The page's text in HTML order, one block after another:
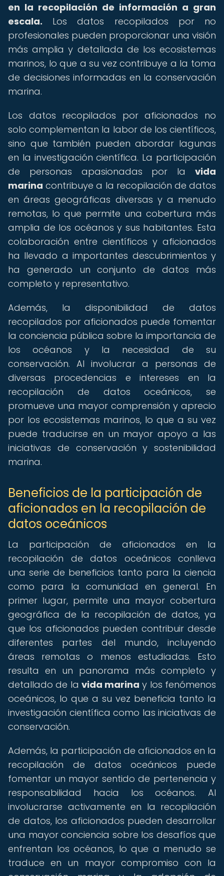
en la recopilación de información a gran
escala. Los datos recopilados por no
profesionales pueden proporcionar una visión
más amplia y detallada de los ecosistemas
marinos, lo que a su vez contribuye a la toma
de decisiones informadas en la conservación
marina.
Los datos recopilados por aficionados no
solo complementan la labor de los científicos,
sino que también pueden abordar lagunas
en la investigación científica. La participación
de personas apasionadas por la vida
marina contribuye a la recopilación de datos
en áreas geográficas diversas y a menudo
remotas, lo que permite una cobertura más
amplia de los océanos y sus habitantes. Esta
colaboración entre científicos y aficionados
ha llevado a importantes descubrimientos y
ha generado un conjunto de datos más
completo y representativo.
Además, la disponibilidad de datos
recopilados por aficionados puede fomentar
la conciencia pública sobre la importancia de
los océanos y la necesidad de su
conservación. Al involucrar a personas de
diversas procedencias e intereses en la
recopilación de datos oceánicos, se
promueve una mayor comprensión y aprecio
por los ecosistemas marinos, lo que a su vez
puede traducirse en un mayor apoyo a las
iniciativas de conservación y sostenibilidad
marina.
Beneficios de la participación de
aficionados en la recopilación de
datos oceánicos
La participación de aficionados en la
recopilación de datos oceánicos conlleva
una serie de beneficios tanto para la ciencia
como para la comunidad en general. En
primer lugar, permite una mayor cobertura
geográfica de la recopilación de datos, ya
que los aficionados pueden contribuir desde
diferentes partes del mundo, incluyendo
áreas remotas o menos estudiadas. Esto
resulta en un panorama más completo y
detallado de la vida marina y los fenómenos
oceánicos, lo que a su vez beneficia tanto la
investigación científica como las iniciativas de
conservación.
Además, la participación de aficionados en la
recopilación de datos oceánicos puede
fomentar un mayor sentido de pertenencia y
responsabilidad hacia los océanos. Al
involucrarse activamente en la recopilación
de datos, los aficionados pueden desarrollar
una mayor conciencia sobre los desafíos que
enfrentan los océanos, lo que a menudo se
traduce en un mayor compromiso con la